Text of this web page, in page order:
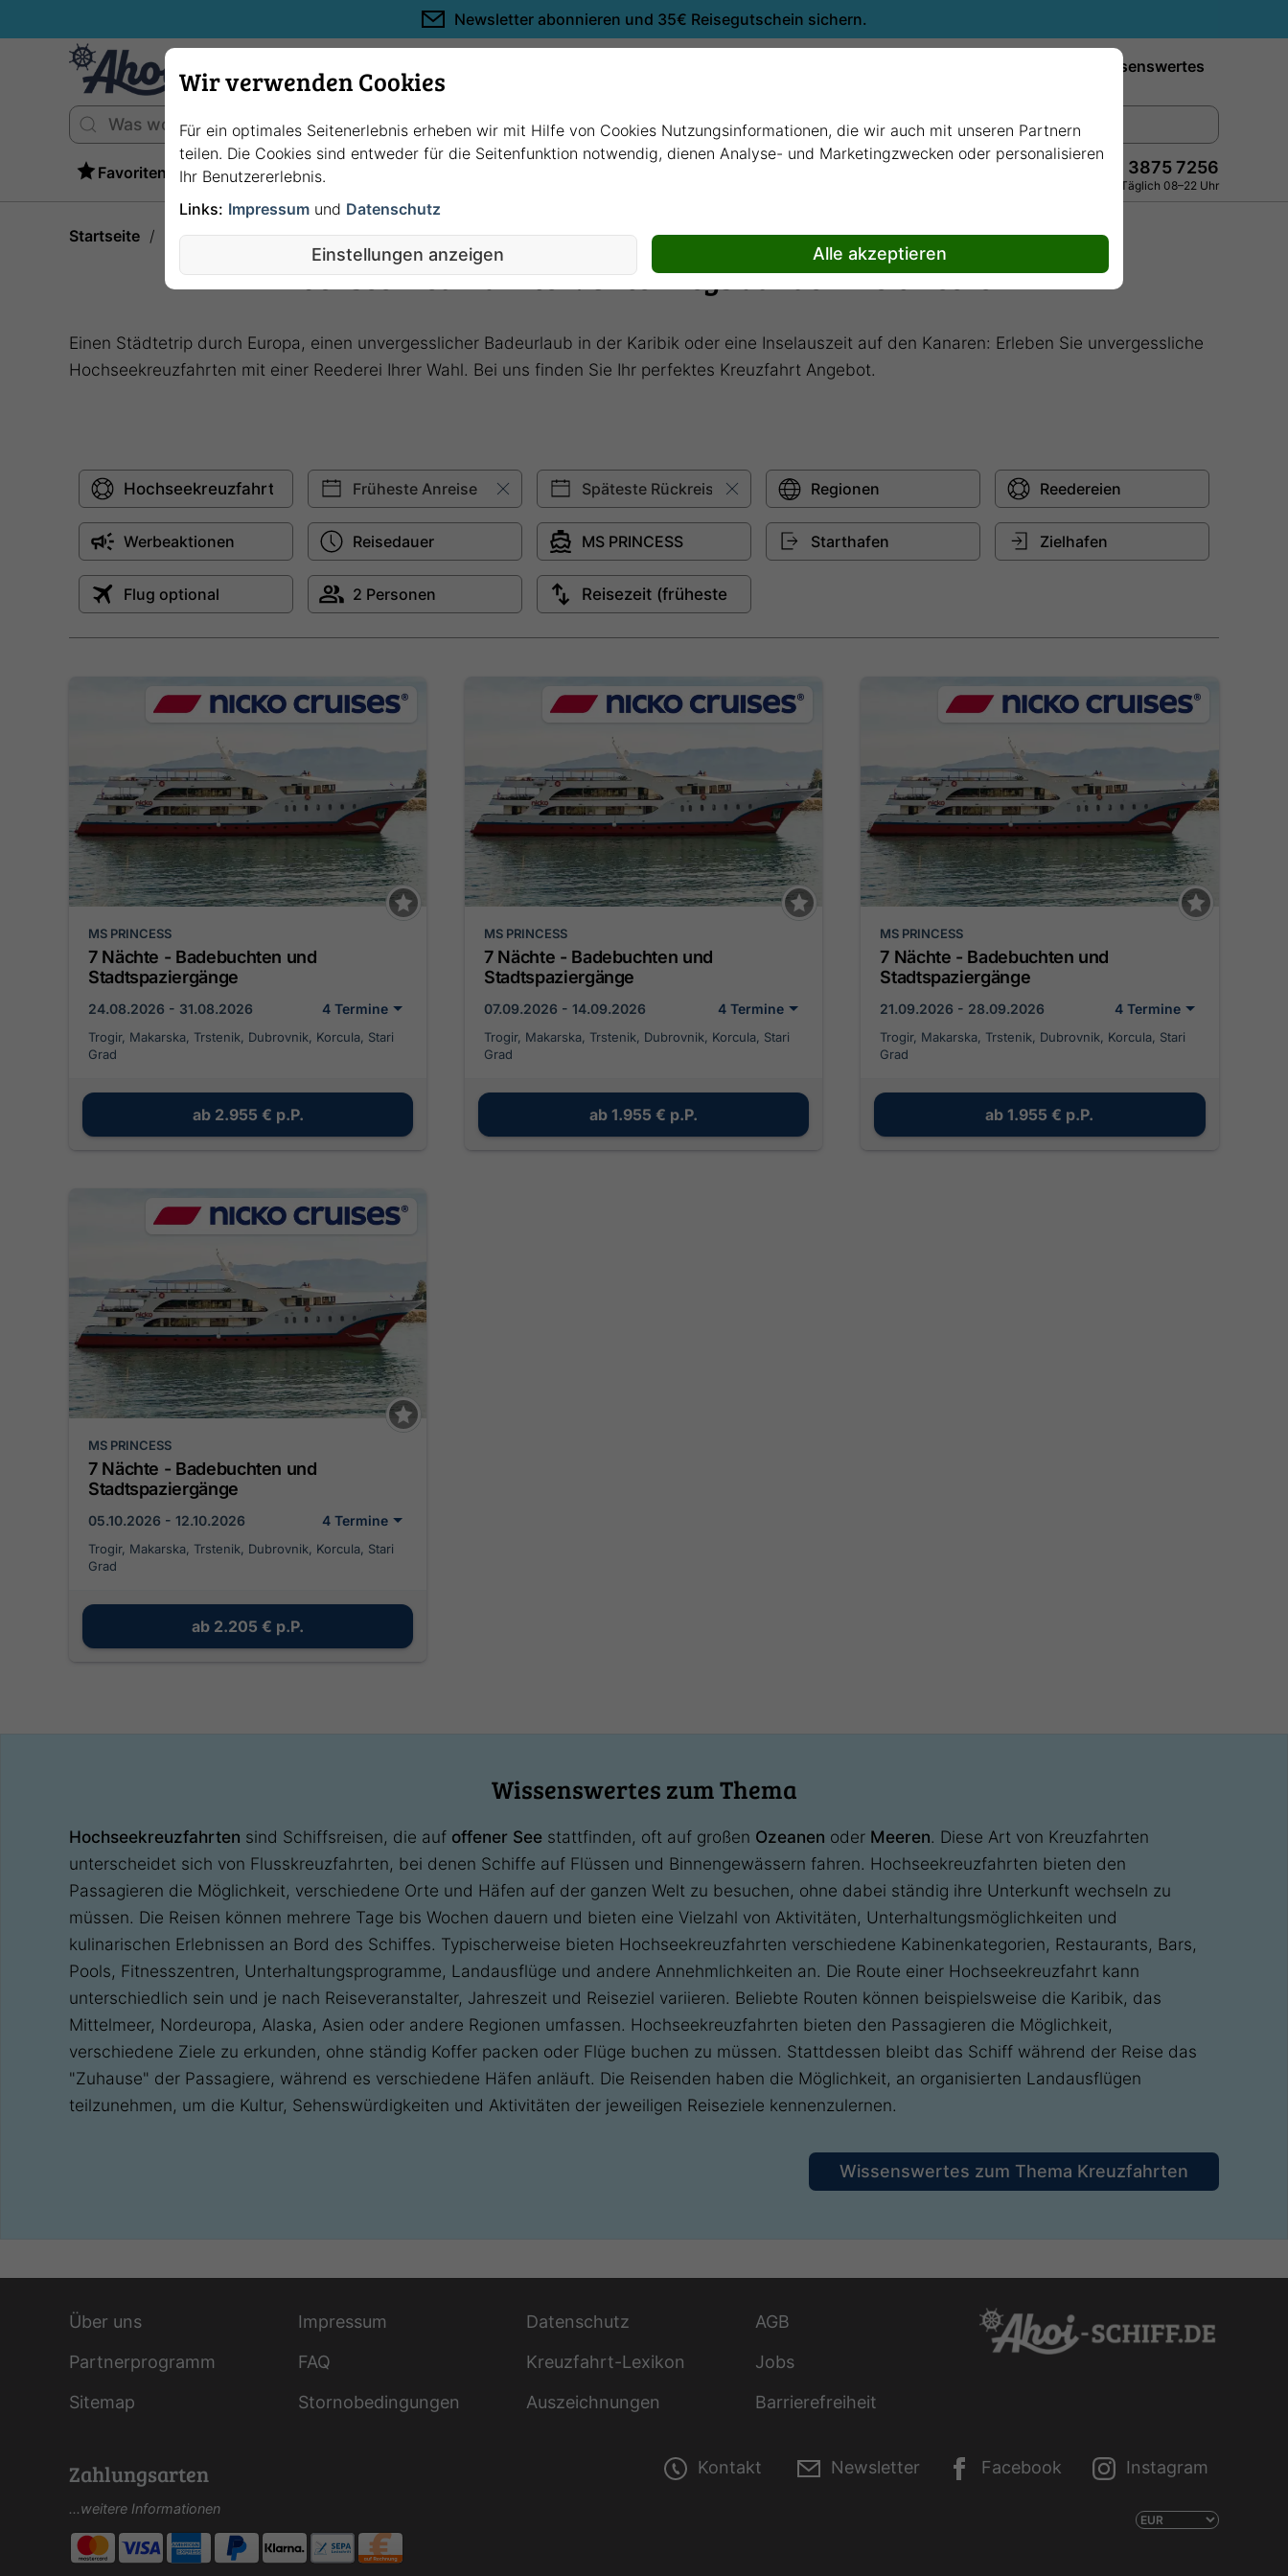
Newsletter abonnieren und 35€ Reisegutschein sichern.
Wissenswertes
Favoriten +49 228 3875 7256
Persönlich · Kostenlos · Täglich 08–22 Uhr
Startseite Hochseekreuzfahrten: Unterwegs auf den Weltmeeren
Hochseekreuzfahrten: Unterwegs auf den Weltmeeren
Einen Städtetrip durch Europa, einen unvergesslicher Badeurlaub in der Karibik oder eine Inselauszeit auf den Kanaren: Erleben Sie unvergessliche
Hochseekreuzfahrten mit einer Reederei Ihrer Wahl. Bei uns finden Sie Ihr perfektes Kreuzfahrt Angebot.
MS PRINCESS
7 Nächte - Badebuchten und
Stadtspaziergänge
24.08.2026 - 31.08.2026 4 Termine
Trogir, Makarska, Trstenik, Dubrovnik, Korcula, Stari
Grad
ab 2.955 € p.P.
MS PRINCESS
7 Nächte - Badebuchten und
Stadtspaziergänge
07.09.2026 - 14.09.2026 4 Termine
Trogir, Makarska, Trstenik, Dubrovnik, Korcula, Stari
Grad
ab1.955 € p.P.
MS PRINCESS
7 Nächte - Badebuchten und
Stadtspaziergänge
21.09.2026 - 28.09.2026 4 Termine
Trogir, Makarska, Trstenik, Dubrovnik, Korcula, Stari
Grad
ab1.955 € p.P.
MS PRINCESS
7 Nächte - Badebuchten und
Stadtspaziergänge
05.10.2026 - 12.10.2026 4 Termine
Trogir, Makarska, Trstenik, Dubrovnik, Korcula, Stari
Grad
ab 2.205 € p.P.
Wissenswertes zum Thema
Hochseekreuzfahrten sind Schiffsreisen, die auf offener See stattfinden, oft auf großen Ozeanen oder Meeren. Diese Art von Kreuzfahrten
unterscheidet sich von Flusskreuzfahrten, bei denen Schiffe auf Flüssen und Binnengewässern fahren. Hochseekreuzfahrten bieten den
Passagieren die Möglichkeit, verschiedene Orte und Häfen auf der ganzen Welt zu besuchen, ohne dabei ständig ihre Unterkunft wechseln zu
müssen. Die Reisen können mehrere Tage bis Wochen dauern und bieten eine Vielzahl von Aktivitäten, Unterhaltungsmöglichkeiten und
kulinarischen Erlebnissen an Bord des Schiffes. Typischerweise bieten Hochseekreuzfahrten verschiedene Kabinenkategorien, Restaurants, Bars,
Pools, Fitnesszentren, Unterhaltungsprogramme, Landausflüge und andere Annehmlichkeiten an. Die Route einer Hochseekreuzfahrt kann
unterschiedlich sein und je nach Reiseveranstalter, Jahreszeit und Reiseziel variieren. Beliebte Routen können beispielsweise die Karibik, das
Mittelmeer, Nordeuropa, Alaska, Asien oder andere Regionen umfassen. Hochseekreuzfahrten bieten den Passagieren die Möglichkeit,
verschiedene Ziele zu erkunden, ohne ständig Koffer packen oder Flüge buchen zu müssen. Stattdessen bleibt das Schiff während der Reise das
"Zuhause" der Passagiere, während es verschiedene Häfen anläuft. Die Reisenden haben die Möglichkeit, an organisierten Landausflügen
teilzunehmen, um die Kultur, Sehenswürdigkeiten und Aktivitäten der jeweiligen Reiseziele kennenzulernen.
Wissenswertes zum Thema Kreuzfahrten
Über uns Impressum Datenschutz
AGB
Partnerprogramm
FAQ Kreuzfahrt-Lexikon
Jobs
Sitemap
Stornobedingungen Auszeichnungen Barrierefreiheit
Zahlungsarten
...weitere Informationen
Kontakt Newsletter Facebook Instagram
Wir verwenden Cookies
Für ein optimales Seitenerlebnis erheben wir mit Hilfe von Cookies Nutzungsinformationen, die wir auch mit unseren Partnern
teilen. Die Cookies sind entweder für die Seitenfunktion notwendig, dienen Analyse- und Marketingzwecken oder personalisieren
Ihr Benutzererlebnis.
Links: Impressum und Datenschutz
Einstellungen anzeigen Alle akzeptieren